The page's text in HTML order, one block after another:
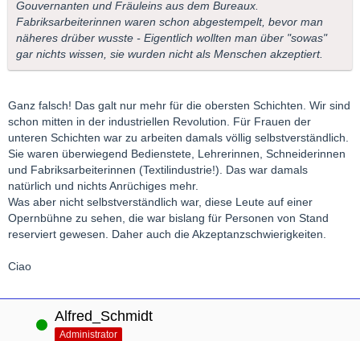
Gouvernanten und Fräuleins aus dem Bureaux.
Fabriksarbeiterinnen waren schon abgestempelt, bevor man
näheres drüber wusste - Eigentlich wollten man über "sowas"
gar nichts wissen, sie wurden nicht als Menschen akzeptiert.
Ganz falsch! Das galt nur mehr für die obersten Schichten. Wir sind
schon mitten in der industriellen Revolution. Für Frauen der
unteren Schichten war zu arbeiten damals völlig selbstverständlich.
Sie waren überwiegend Bedienstete, Lehrerinnen, Schneiderinnen
und Fabriksarbeiterinnen (Textilindustrie!). Das war damals
natürlich und nichts Anrüchiges mehr.
Was aber nicht selbstverständlich war, diese Leute auf einer
Opernbühne zu sehen, die war bislang für Personen von Stand
reserviert gewesen. Daher auch die Akzeptanzschwierigkeiten.
Ciao
Online Alfred_Schmidt
Administrator